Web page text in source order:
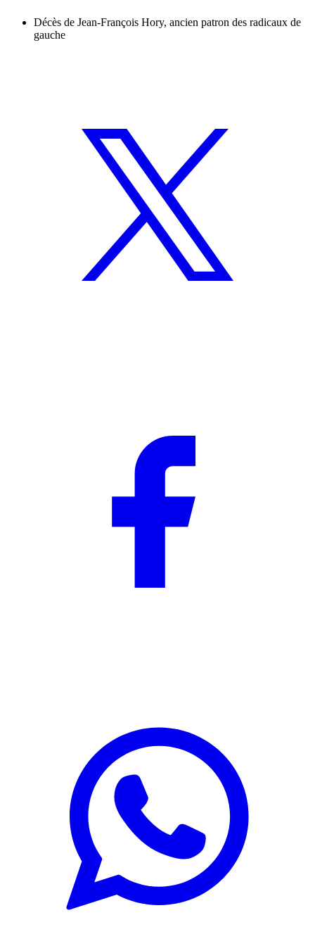
Décès de Jean-François Hory, ancien patron des radicaux de
gauche